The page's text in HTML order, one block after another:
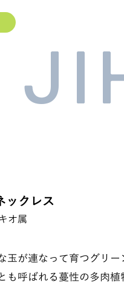
ックレス
オ属
玉が連なって育つグリー
も呼ばれる蔓性の多肉植